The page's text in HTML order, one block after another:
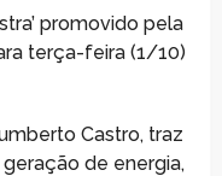
promovido pela
terça-feira (1/10)
Castro, traz
de energia,